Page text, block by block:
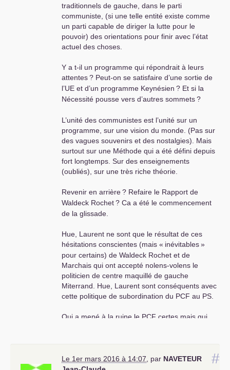
traditionnels de gauche, dans le parti
communiste, (si une telle entité existe comme
un parti capable de diriger la lutte pour le
pouvoir) des orientations pour finir avec l’état
actuel des choses.
Y a t-il un programme qui répondrait à leurs
attentes? Peut-on se satisfaire d’une sortie de
l’UE et d’un programme Keynésien ? Et si la
Nécessité pousse vers d’autres sommets?
L’unité des communistes est l’unité sur un
programme, sur une vision du monde. (Pas sur
des vagues souvenirs et des nostalgies). Mais
surtout sur une Méthode qui a été défini depuis
fort longtemps. Sur des enseignements
(oubliés), sur une très riche théorie.
Revenir en arrière? Refaire le Rapport de
Waldeck Rochet? Ca a été le commencement
de la glissade.
Hue, Laurent ne sont que le résultat de ces
hésitations conscientes (mais « inévitables»
pour certains) de Waldeck Rochet et de
Marchais qui ont accepté nolens-volens le
politicien de centre maquillé de gauche
Miterrand. Hue, Laurent sont conséquents avec
cette politique de subordination du PCF au PS
Qui a mené à la ruine le PCF certes mais qui
sortir de l’UE , proposer Keynes à la place de
Lénine, ou «défendre la patrie
#
Le 1er mars 2016 à 14:07 par NAVETEUR